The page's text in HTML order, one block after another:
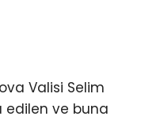
Valisi Selim
edilen ve buna